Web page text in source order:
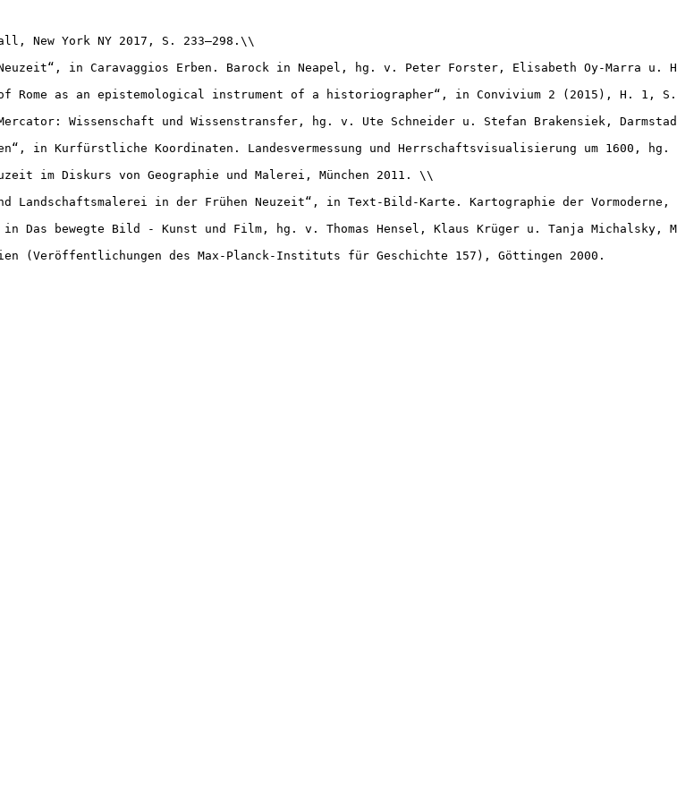
New York NY 2017, S. 233–298.\\
in Caravaggios Erben. Barock in Neapel, hg. v. Peter Forster, Elisabeth Oy-Marra u.
Rome as an epistemological instrument of a historiographer“, in Convivium 2 (2015), H. 1,
Wissenschaft und Wissenstransfer, hg. v. Ute Schneider u. Stefan Brakensiek,
in Kurfürstliche Koordinaten. Landesvermessung und Herrschaftsvisualisierung um 1600,
im Diskurs von Geographie und Malerei, München 2011. \\
Landschaftsmalerei in der Frühen Neuzeit“, in Text-Bild-Karte. Kartographie der
Das bewegte Bild - Kunst und Film, hg. v. Thomas Hensel, Klaus Krüger u. Tanja Michalsky,
(Veröffentlichungen des Max-Planck-Instituts für Geschichte 157), Göttingen 2000.